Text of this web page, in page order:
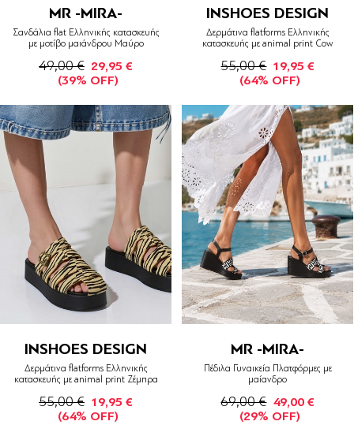
MR -MIRA-
Σανδάλια flat Ελληνικής κατασκευής
με μοτίβο μαιάνδρου Μαύρο
49,00 € 29,95 €
(39% OFF)
INSHOES DESIGN
Δερμάτινα flatforms Ελληνικής
κατασκευής με animal print Cow
55,00 € 19,95 €
(64% OFF)
INSHOES DESIGN
Δερμάτινα flatforms Ελληνικής
κατασκευής με animal print Ζέμπρα
55,00 € 19,95 €
(64% OFF)
MR -MIRA-
Πέδιλα Γυναικεία Πλατφόρμες με
μαίανδρο
69,00 € 49,00 €
(29% OFF)